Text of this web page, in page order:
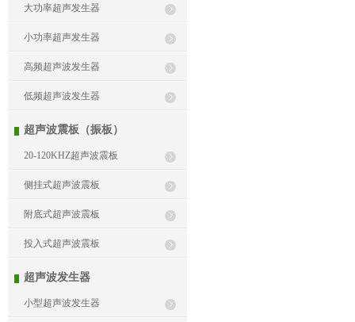
大功率超声发生器
小功率超声发生器
高频超声波发生器
低频超声波发生器
超声波震板（振板）
20-120KHZ超声波震板
侧挂式超声波震板
附底式超声波震板
投入式超声波震板
超声波发生器
小型超声波发生器